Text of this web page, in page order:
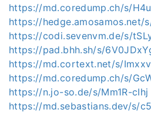
https://md.coredump.ch/s/
https://hedge.amosamos.net/
https://codi.sevenvm.de/s/
https://pad.bhh.sh/s/
https://md.cortext.net/s/
https://md.coredump.ch/s/
https://n.jo-so.de/s/Mm1R-cIhj
https://md.sebastians.dev/s/